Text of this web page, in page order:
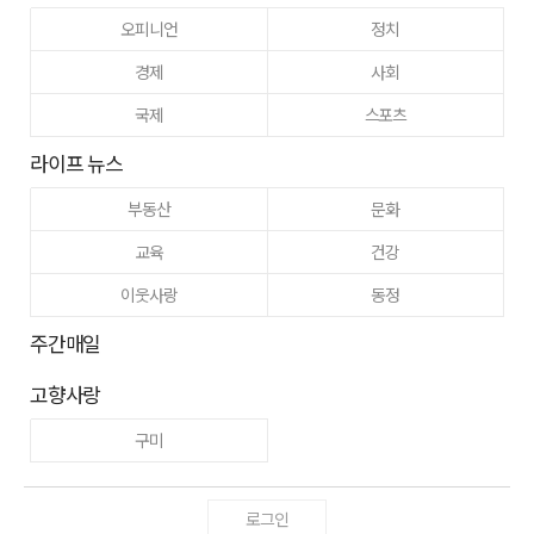
오피니언
정치
경제
사회
국제
스포츠
라이프 뉴스
부동산
문화
교육
건강
이웃사랑
동정
주간매일
고향사랑
구미
로그인